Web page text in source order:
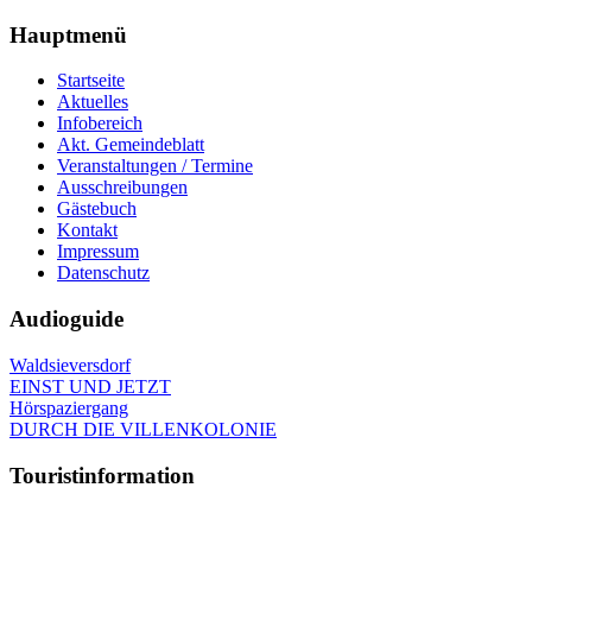
Hauptmenü
Startseite
Aktuelles
Infobereich
Akt. Gemeindeblatt
Veranstaltungen / Termine
Ausschreibungen
Gästebuch
Kontakt
Impressum
Datenschutz
Audioguide
Waldsieversdorf
EINST UND JETZT
Hörspaziergang
DURCH DIE VILLENKOLONIE
Touristinformation